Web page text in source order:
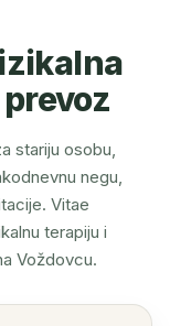
stariju osobu,
negu,
Vitae
terapiju i
Voždovcu.